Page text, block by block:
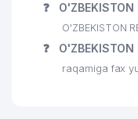
❓ O'ZBEKISTON
O'ZBEKISTON
❓ O'ZBEKISTON
raqamiga fax